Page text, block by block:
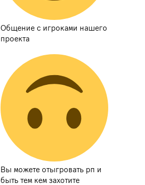
Общение с игроками нашего
проекта
Вы можете отыгровать рп и
быть тем кем захотите